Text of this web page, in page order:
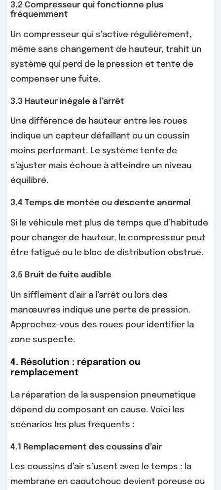
3.2 Compresseur qui fonctionne plus
fréquemment
Un compresseur qui s’active régulièrement,
même sans changement de hauteur, trahit un
système qui perd de la pression et tente de
compenser une fuite.
3.3 Hauteur inégale à l’arrêt
Une différence de hauteur entre les roues
indique un capteur défaillant ou un coussin
moins performant. Le système tente de
s’ajuster mais échoue à atteindre un niveau
équilibré.
3.4 Temps de montée ou descente anormal
Si le véhicule met plus de temps que d’habitude
pour changer de hauteur, le compresseur peut
être fatigué ou le bloc de distribution obstrué.
3.5 Bruit de fuite audible
Un sifflement d’air à l’arrêt ou lors des
manœuvres indique une perte de pression.
Approchez-vous des roues pour identifier la
zone suspecte.
4. Résolution : réparation ou
remplacement
La réparation de la suspension pneumatique
dépend du composant en cause. Voici les
scénarios les plus fréquents :
4.1 Remplacement des coussins d’air
Les coussins d’air s’usent avec le temps : la
membrane en caoutchouc devient poreuse ou